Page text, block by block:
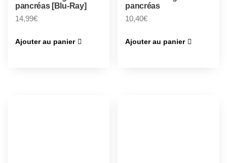
pancréas [Blu-Ray]
14,99€
Ajouter au panier
pancréas
10,40€
Ajouter au panier